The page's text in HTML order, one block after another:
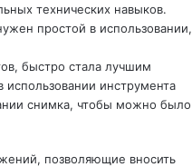
технических навыков.
простой в использовании,
быстро стала лучшим
инструмента
снимка, чтобы можно было
позволяющие вносить